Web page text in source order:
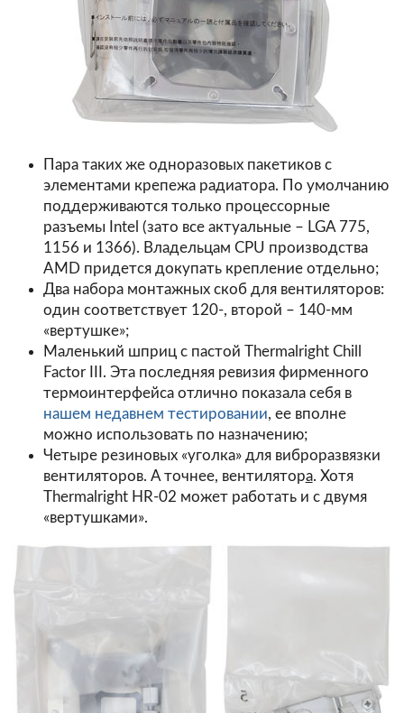
Пара таких же одноразовых пакетиков с
элементами крепежа радиатора. По умолчанию
поддерживаются только процессорные
разъемы Intel (зато все актуальные – LGA 775,
1156 и 1366). Владельцам CPU производства
AMD придется докупать крепление отдельно;
Два набора монтажных скоб для вентиляторов:
один соответствует 120-, второй – 140-мм
«вертушке»;
Маленький шприц с пастой Thermalright Chill
Factor III. Эта последняя ревизия фирменного
термоинтерфейса отлично показала себя в
нашем недавнем тестировании, ее вполне
можно использовать по назначению;
Четыре резиновых «уголка» для виброразвязки
вентиляторов. А точнее, вентилятора. Хотя
Thermalright HR-02 может работать и с двумя
«вертушками».